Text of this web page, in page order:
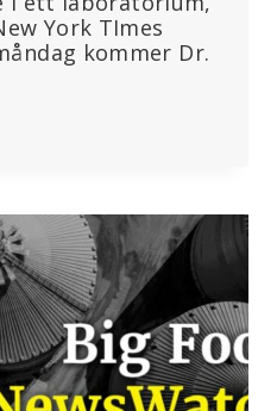
York TImes
kommer Dr.